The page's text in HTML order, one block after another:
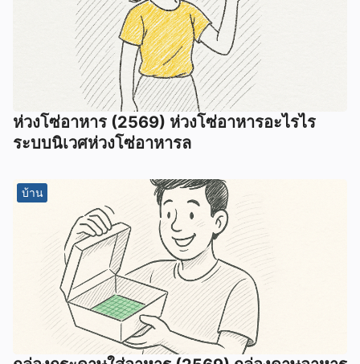
ห่วงโซ่อาหาร (2569) ห่วงโซ่อาหารอะไรไร
ระบบนิเวศห่วงโซ่อาหารล
บ้าน